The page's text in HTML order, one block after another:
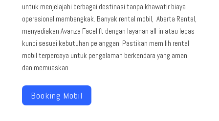
untuk menjelajahi berbagai destinasi tanpa khawatir biaya
operasional membengkak. Banyak rental mobil, Aberta Rental,
menyediakan Avanza Facelift dengan layanan all-in atau lepas
kunci sesuai kebutuhan pelanggan. Pastikan memilih rental
mobil terpercaya untuk pengalaman berkendara yang aman
dan memuaskan.
Booking Mobil